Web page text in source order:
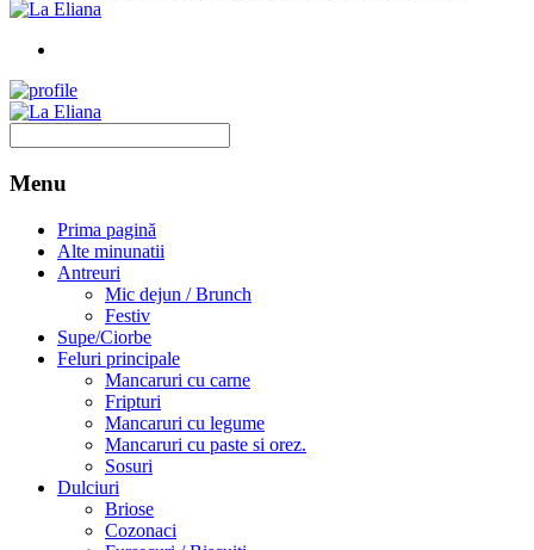
Menu
Prima pagină
Alte minunatii
Antreuri
Mic dejun / Brunch
Festiv
Supe/Ciorbe
Feluri principale
Mancaruri cu carne
Fripturi
Mancaruri cu legume
Mancaruri cu paste si orez.
Sosuri
Dulciuri
Briose
Cozonaci